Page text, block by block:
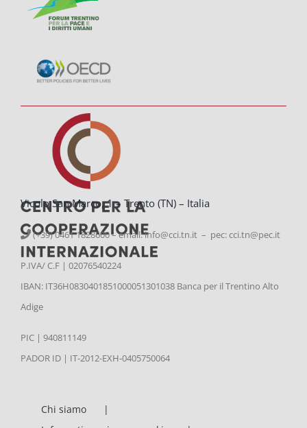
Vicolo San Marco, 1 – Trento (TN) – Italia
(+39) 0461 1828600 – email:info@cci.tn.it – pec: cci.tn@pec.it
P.IVA/ C.F | 02076540224
IBAN: IT36H0830401851000051301038 Banca per il Trentino Alto
Adige
PIC | 940811149
PADOR ID | IT-2012-EXH-0405750064
Chi siamo